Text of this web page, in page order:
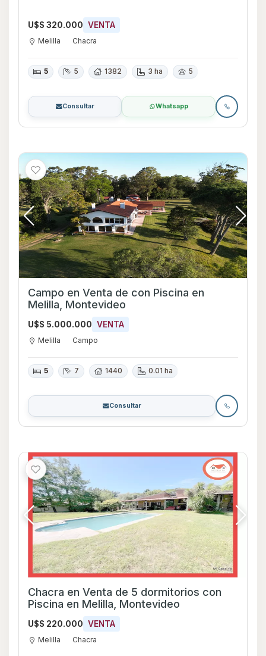
U$S 320.000 VENTA
Melilla Chacra
5 5 1382 3 ha 5
Consultar Whatsapp
Campo en Venta de con Piscina en
Melilla, Montevideo
U$S 5.000.000 VENTA
Melilla Campo
5 7 1440 0.01 ha
Consultar
Chacra en Venta de 5 dormitorios con
Piscina en Melilla, Montevideo
U$S 220.000 VENTA
Melilla Chacra